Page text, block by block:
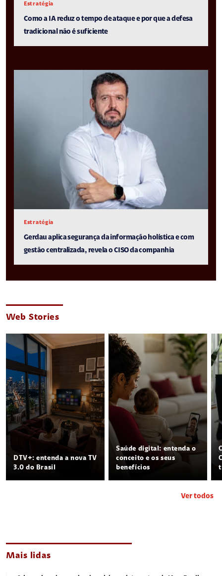
Estratégia
Como a IA reduz o tempo de ataque e por que a defesa
tradicional não é suficiente
Estratégia
Gerdau aplica segurança da informação holística e com
gestão centralizada, revela o CISO da companhia
Web Stories
DTV+: entenda a nova TV
3.0 do Brasil
Saúde digital: entenda o
conceito e os seus
benefícios
Ver todos
Mais lidas